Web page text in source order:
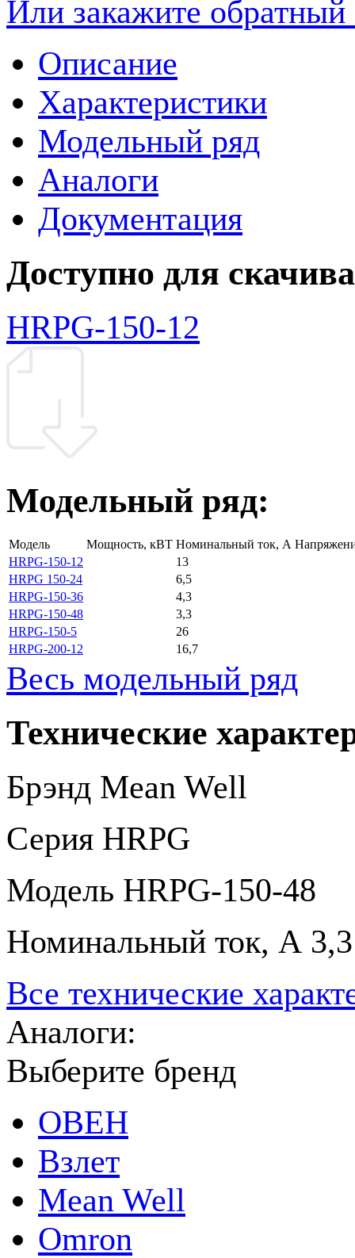
Или закажите обратный
Описание
Характеристики
Модельный ряд
Аналоги
Документация
Доступно для
HRPG-150-12
Модельный ряд:
Модель Мощность, кВТ Номинальный ток, А
HRPG-150-12
13
HRPG 150-24
6,5
HRPG-150-36
4,3
HRPG-150-48
3,3
HRPG-150-5
26
HRPG-200-12
16,7
Весь модельный ряд
Технические
Брэнд Mean Well
Серия HRPG
Модель HRPG-150-48
Номинальный ток, А 3,3
Все технические
Аналоги:
Выберите бренд
ОВЕН
Взлет
Mean Well
Omron